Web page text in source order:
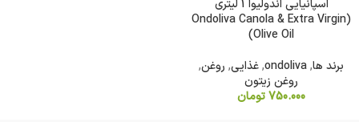
اسپانیایی اندولیوا 1 لیتری
(Ondoliva Canola & Extra Virgin
Olive Oil)
برند ها,
ondoliva
,غذایی, روغن,
روغن زیتون
750.000تومان